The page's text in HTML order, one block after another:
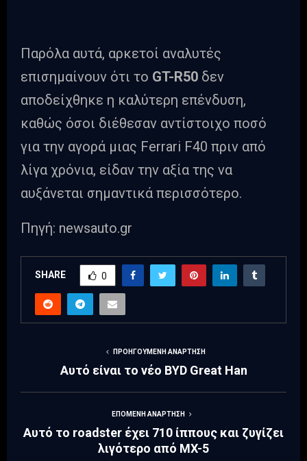
Παρόλα αυτά, αρκετοί αναλυτές
επισημαίνουν ότι το GT-R50 δεν
αποδείχθηκε η καλύτερη επένδυση,
καθώς όσοι διέθεσαν αντίστοιχο ποσό
για την αγορά μιας Ferrari F40 πριν από
λίγα χρόνια, είδαν την αξία της να
αυξάνεται σημαντικά περισσότερο.
Πηγή: newsauto.gr
SHARE 0
ΠΡΟΗΓΟΎΜΕΝΗ ΑΝΆΡΤΗΣΗ
Αυτό είναι το νέο BYD Great Han
ΕΠΌΜΕΝΗ ΑΝΆΡΤΗΣΗ
Αυτό το roadster έχει 710 ίππους και ζυγίζει
λιγότερο από MX-5